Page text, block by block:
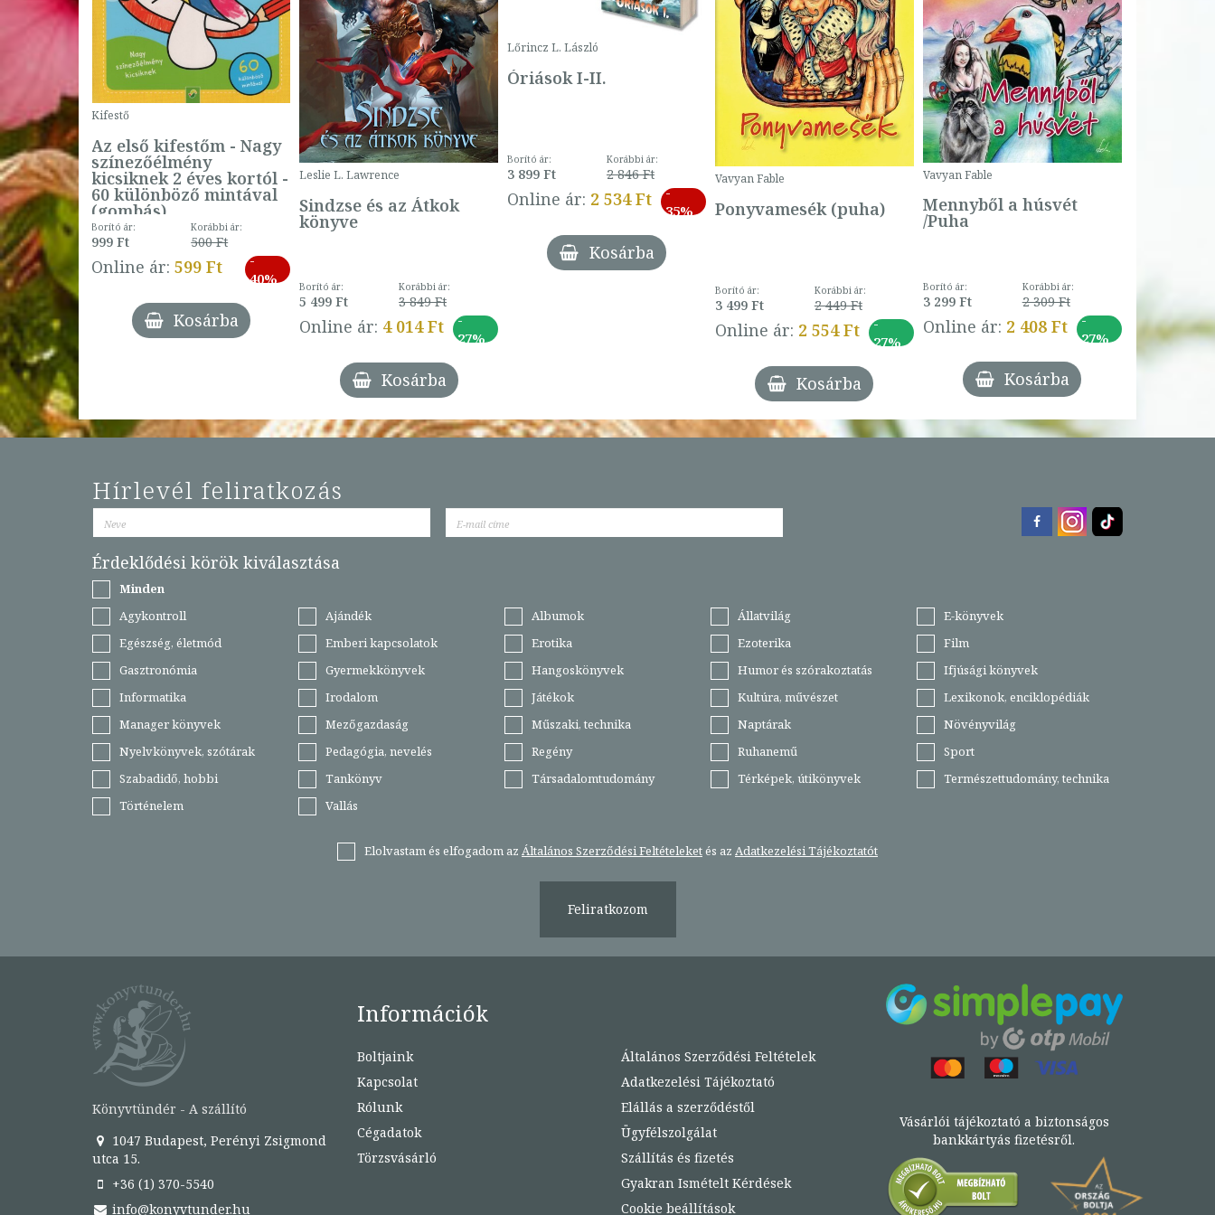
-
ár:
Ft
Ft
-
27%
Kifestő
Az első kifestőm - Nagy
színezőélmény
kicsiknek 2 éves kortól -
60 különböző mintával
(gombás)
Borító ár:
999 Ft
Korábbi ár:
500 Ft
Online ár: 599 Ft
-
40%
Kosárba
Leslie L. Lawrence
Sindzse és az Átkok
könyve
Borító ár:
5 499 Ft
Korábbi ár:
3 849 Ft
Online ár: 4 014 Ft
-
27%
Kosárba
Lőrincz L. László
Óriások I-II.
Borító ár:
3 899 Ft
Korábbi ár:
2 846 Ft
Online ár: 2 534 Ft
-
35%
Kosárba
Vavyan Fable
Ponyvamesék (puha)
Borító ár:
3 499 Ft
Korábbi ár:
2 449 Ft
Online ár: 2 554 Ft
-
27%
Kosárba
Vavyan Fable
Mennyből a húsvét
/Puha
Borító ár:
3 299 Ft
Korábbi ár:
2 309 Ft
Online ár: 2 408 Ft
-
27%
Kosárba
Hírlevél feliratkozás
Érdeklődési körök kiválasztása
Minden
Agykontroll
Ajándék Albumok Állatvilág
E-könyvek
Egészség, életmód
Emberi kapcsolatok Erotika Ezoterika
Film
Gasztronómia
Gyermekkönyvek Hangoskönyvek Humor és szórakoztatás
Ifjúsági könyvek
Informatika
Irodalom Játékok Kultúra, művészet
Lexikonok, enciklopédiák
Manager könyvek
Mezőgazdaság Műszaki, technika Naptárak
Növényvilág
Nyelvkönyvek, szótárak
Pedagógia, nevelés Regény Ruhanemű
Sport
Szabadidő, hobbi
Tankönyv Társadalomtudomány Térképek, útikönyvek
Természettudomány, technika
Történelem
Vallás
Elolvastam és elfogadom az Általános Szerződési Feltételeketés az Adatkezelési Tájékoztatót
Feliratkozom
Könyvtündér - A szállító
1047 Budapest, Perényi Zsigmond
utca 15.
+36 (1) 370-5540
info@konyvtunder.hu
Információk
Boltjaink
Kapcsolat
Rólunk
Cégadatok
Törzsvásárló
Általános Szerződési Feltételek
Adatkezelési Tájékoztató
Elállás a szerződéstől
Ügyfélszolgálat
Szállítás és fizetés
Gyakran Ismételt Kérdések
Cookie beállítások
Vásárlói tájékoztató a biztonságos
bankkártyás fizetésről.